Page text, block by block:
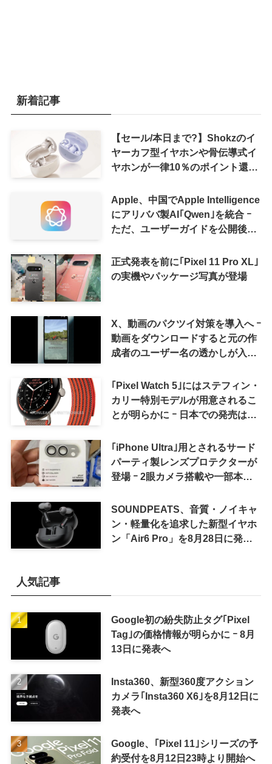
新着記事
【セール/本日まで?】Shokzのイ
ヤーカフ型イヤホンや骨伝導式イ
ヤホンが一律10％のポイント還元
Apple、中国でApple Intelligence
にアリババ製AI｢Qwen｣を統合 ｰ
ただ、ユーザーガイドを公開後に
正式発表を前に｢Pixel 11 Pro XL｣
の実機やパッケージ写真が登場
X、動画のパクツイ対策を導入へ ｰ
動画をダウンロードすると元の作
成者のユーザー名の透かしが入る
｢Pixel Watch 5｣にはステフィン・
カリー特別モデルが用意されるこ
とが明らかに ｰ 日本での発売は期
｢iPhone Ultra｣用とされるサード
パーティ製レンズプロテクターが
登場 ｰ 2眼カメラ搭載や一部本体
SOUNDPEATS、音質・ノイキャ
ン・軽量化を追求した新型イヤホ
ン「Air6 Pro」を8月28日に発売
人気記事
Google初の紛失防止タグ｢Pixel
Tag｣の価格情報が明らかに ｰ 8月
13日に発表へ
Insta360、新型360度アクション
カメラ｢Insta360 X6｣を8月12日に
発表へ
Google、｢Pixel 11｣シリーズの予
約受付を8月12日23時より開始へ